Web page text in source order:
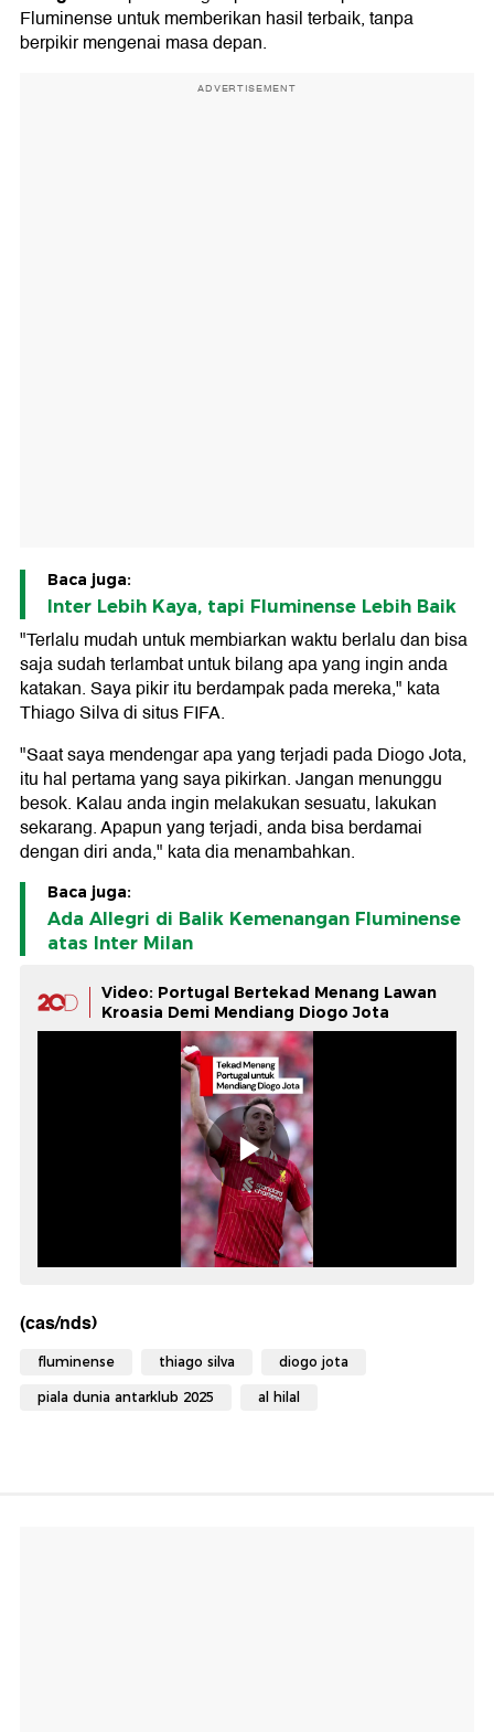
Fluminense untuk memberikan hasil terbaik, tanpa
berpikir mengenai masa depan.
ADVERTISEMENT
Baca juga:
Inter Lebih Kaya, tapi Fluminense Lebih Baik
"Terlalu mudah untuk membiarkan waktu berlalu dan bisa
saja sudah terlambat untuk bilang apa yang ingin anda
katakan. Saya pikir itu berdampak pada mereka," kata
Thiago Silva di situs FIFA.
"Saat saya mendengar apa yang terjadi pada Diogo Jota,
itu hal pertama yang saya pikirkan. Jangan menunggu
besok. Kalau anda ingin melakukan sesuatu, lakukan
sekarang. Apapun yang terjadi, anda bisa berdamai
dengan diri anda," kata dia menambahkan.
Baca juga:
Ada Allegri di Balik Kemenangan Fluminense
atas Inter Milan
Video: Portugal Bertekad Menang Lawan
Kroasia Demi Mendiang Diogo Jota
(cas/nds)
fluminense thiago silva diogo jota
piala dunia antarklub 2025 al hilal